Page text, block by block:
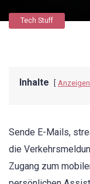
Tech Stuff
Inhalte Anzeigen
Sende E-Mails,
die
Zugang zum